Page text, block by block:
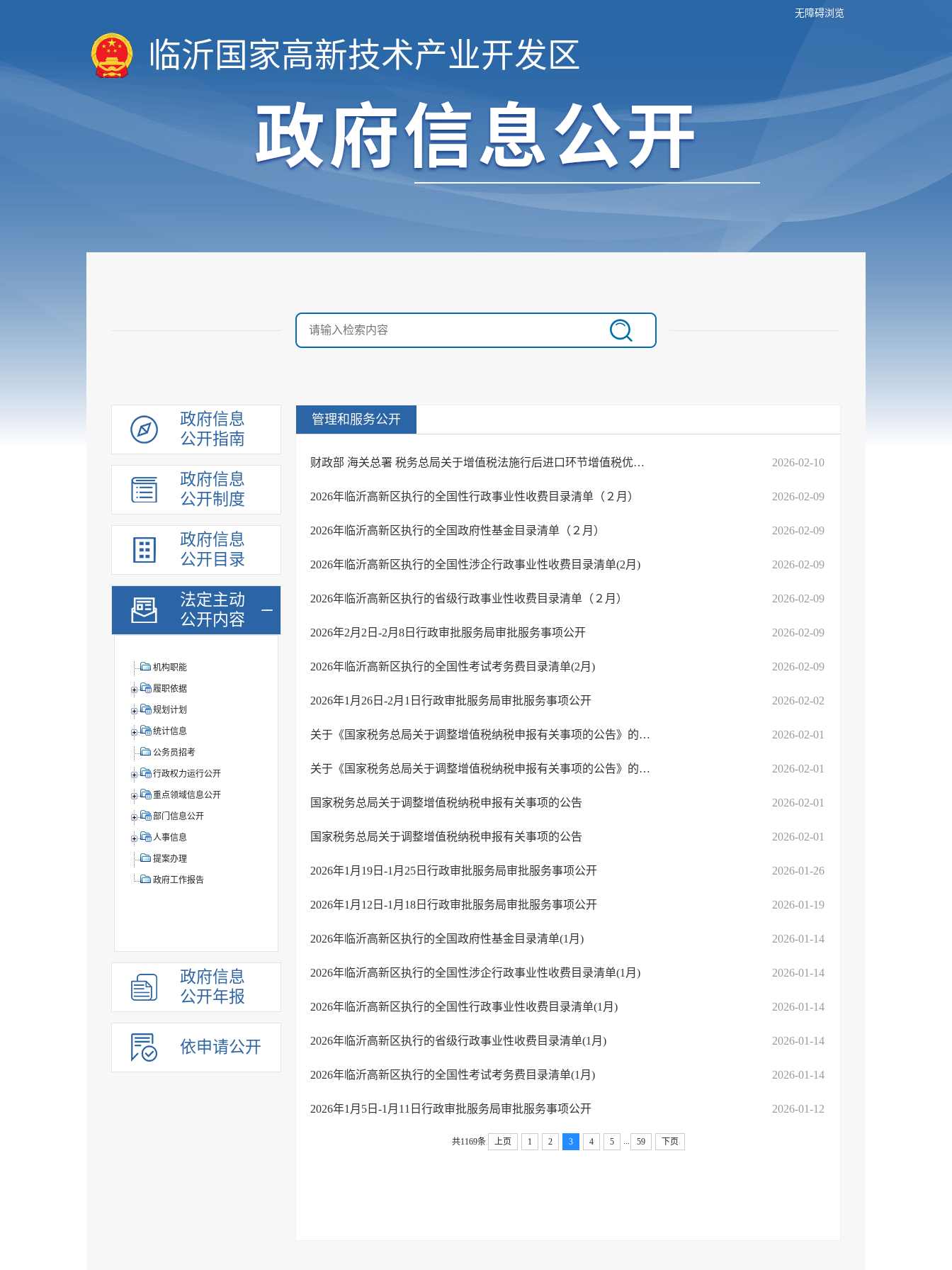
无障碍浏览
临沂国家高新技术产业开发区
政府信息
公开指南
政府信息
公开制度
政府信息
公开目录
法定主动
公开内容
机构职能
履职依据
规划计划
统计信息
公务员招考
行政权力运行公开
重点领域信息公开
部门信息公开
人事信息
提案办理
政府工作报告
政府信息
公开年报
依申请公开
管理和服务公开
财政部 海关总署 税务总局关于增值税法施行后进口环节增值税优惠政策衔接事项的公告 2026-02-10
2026年临沂高新区执行的全国性行政事业性收费目录清单（２月） 2026-02-09
2026年临沂高新区执行的全国政府性基金目录清单（２月） 2026-02-09
2026年临沂高新区执行的全国性涉企行政事业性收费目录清单(2月) 2026-02-09
2026年临沂高新区执行的省级行政事业性收费目录清单（２月） 2026-02-09
2026年2月2日-2月8日行政审批服务局审批服务事项公开 2026-02-09
2026年临沂高新区执行的全国性考试考务费目录清单(2月) 2026-02-09
2026年1月26日-2月1日行政审批服务局审批服务事项公开 2026-02-02
关于《国家税务总局关于调整增值税纳税申报有关事项的公告》的解读 2026-02-01
关于《国家税务总局关于调整增值税纳税申报有关事项的公告》的解读 2026-02-01
国家税务总局关于调整增值税纳税申报有关事项的公告 2026-02-01
国家税务总局关于调整增值税纳税申报有关事项的公告 2026-02-01
2026年1月19日-1月25日行政审批服务局审批服务事项公开 2026-01-26
2026年1月12日-1月18日行政审批服务局审批服务事项公开 2026-01-19
2026年临沂高新区执行的全国政府性基金目录清单(1月) 2026-01-14
2026年临沂高新区执行的全国性涉企行政事业性收费目录清单(1月) 2026-01-14
2026年临沂高新区执行的全国性行政事业性收费目录清单(1月) 2026-01-14
2026年临沂高新区执行的省级行政事业性收费目录清单(1月) 2026-01-14
2026年临沂高新区执行的全国性考试考务费目录清单(1月) 2026-01-14
2026年1月5日-1月11日行政审批服务局审批服务事项公开 2026-01-12
共1169条 上页 1 2 3 4 5 59 下页